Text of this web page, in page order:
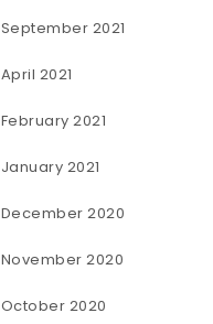
September 2021
April 2021
February 2021
January 2021
December 2020
November 2020
October 2020